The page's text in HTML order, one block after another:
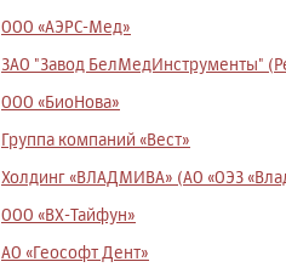
ООО «АЭРС-Мед»
ЗАО "Завод БелМедИнструменты"
ООО «БиоНова»
Группа компаний «Вест»
Холдинг «ВЛАДМИВА» (АО «ОЭЗ
ООО «ВХ-Тайфун»
АО «Геософт Дент»